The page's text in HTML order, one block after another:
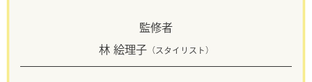
監修者
林 絵理子（スタイリスト）